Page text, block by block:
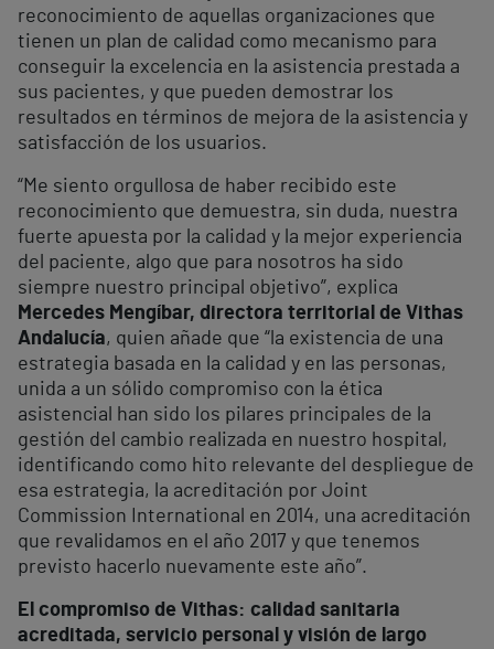
reconocimiento de aquellas organizaciones que
tienen un plan de calidad como mecanismo para
conseguir la excelencia en la asistencia prestada a
sus pacientes, y que pueden demostrar los
resultados en términos de mejora de la asistencia y
satisfacción de los usuarios.
“Me siento orgullosa de haber recibido este
reconocimiento que demuestra, sin duda, nuestra
fuerte apuesta por la calidad y la mejor experiencia
del paciente, algo que para nosotros ha sido
siempre nuestro principal objetivo”, explica
Mercedes Mengíbar, directora territorial de Vithas
Andalucía, quien añade que “la existencia de una
estrategia basada en la calidad y en las personas,
unida a un sólido compromiso con la ética
asistencial han sido los pilares principales de la
gestión del cambio realizada en nuestro hospital,
identificando como hito relevante del despliegue de
esa estrategia, la acreditación por Joint
Commission International en 2014, una acreditación
que revalidamos en el año 2017 y que tenemos
previsto hacerlo nuevamente este año”.
El compromiso de Vithas: calidad sanitaria
acreditada, servicio personal y visión de largo